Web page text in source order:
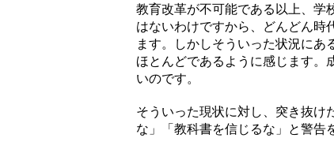
教育改革が不可能である以上、学
はないわけですから、どんどん時
ます。しかしそういった状況に
ほとんどであるように感じます
いのです。
そういった現状に対し、突き抜け
な」「教科書を信じるな」と警告